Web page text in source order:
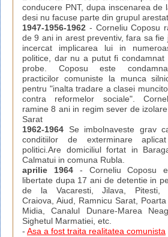
conducere PNT, dupa inscenarea de
desi nu facuse parte din grupul
1947-1956-1962 - Corneliu Coposu
de 9 ani in arest preventiv, fara sa fie
incercat implicarea lui in
politice, dar nu a putut fi condamnat
probe. Coposu este
practicilor comuniste la munca
pentru "inalta tradare a clasei
contra reformelor sociale".
ramine 8 ani in regim sever de
Sarat
1962-1964 Se imbolnaveste grav
conditiilor de exterminare
politici.Are domiciliul fortat in
Calmatui in comuna Rubla.
aprilie 1964- Corneliu Coposu
libertate dupa 17 ani de detentie in
de la Vacaresti, Jilava, Pitesti,
Craiova, Aiud, Ramnicu Sarat,
Midia, Canalul Dunare-Marea
Sighetul Marmatiei, etc.
- Asa a fost traita realitatea comunista